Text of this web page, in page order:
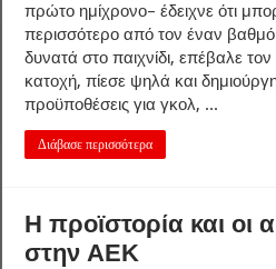
πρώτο ημίχρονο– έδειχνε ότι
περισσότερο από τον έναν
δυνατά στο παιχνίδι, επέβαλε
κατοχή, πίεσε ψηλά και
προϋποθέσεις για γκολ, ...
Διάβασε περισσότερα
Η προϊστορία και οι
στην ΑΕΚ